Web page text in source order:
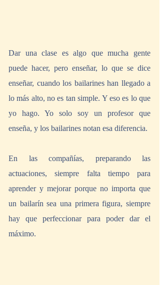
Dar una clase es algo que mucha gente
puede hacer, pero enseñar, lo que se dice
enseñar, cuando los bailarines han llegado a
lo más alto, no es tan simple. Y eso es lo que
yo hago. Yo solo soy un profesor que
enseña, y los bailarines notan esa diferencia.
En las compañías, preparando las
actuaciones, siempre falta tiempo para
aprender y mejorar porque no importa que
un bailarín sea una primera figura, siempre
hay que perfeccionar para poder dar el
máximo.